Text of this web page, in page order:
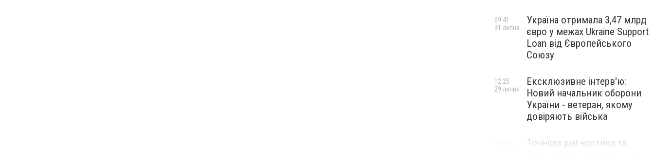
Україна отримала 3,47 млрд
євро у межах Ukraine Support
Loan від Європейського
Союзу
09:41
31 липня
Ексклюзивне інтерв'ю:
Новий начальник оборони
України - ветеран, якому
довіряють війська
12:25
29 липня
Точніша діагностика та